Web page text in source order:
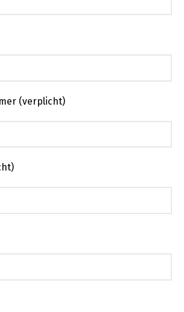
(verplicht)